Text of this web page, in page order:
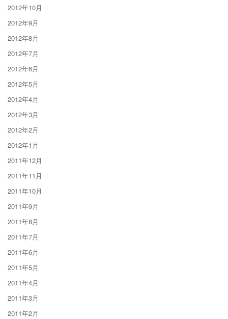
2012年10月
2012年9月
2012年8月
2012年7月
2012年6月
2012年5月
2012年4月
2012年3月
2012年2月
2012年1月
2011年12月
2011年11月
2011年10月
2011年9月
2011年8月
2011年7月
2011年6月
2011年5月
2011年4月
2011年3月
2011年2月